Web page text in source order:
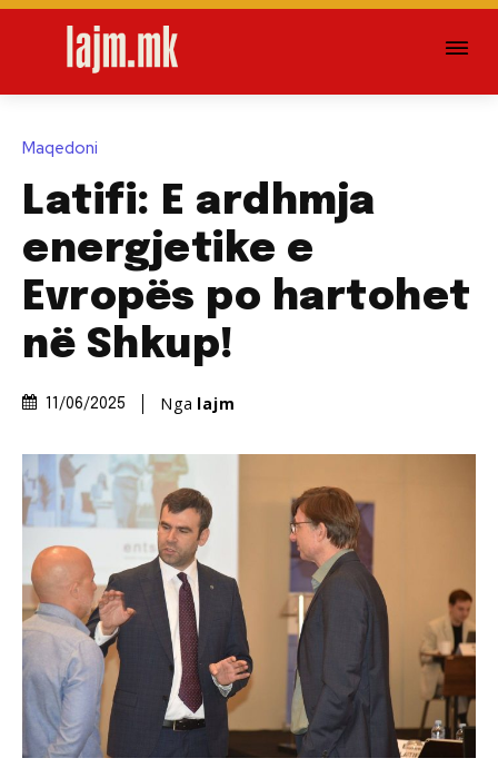
Maqedoni
Latifi: E ardhmja
energjetike e
Evropës po hartohet
në Shkup!
11/06/2025 Nga lajm